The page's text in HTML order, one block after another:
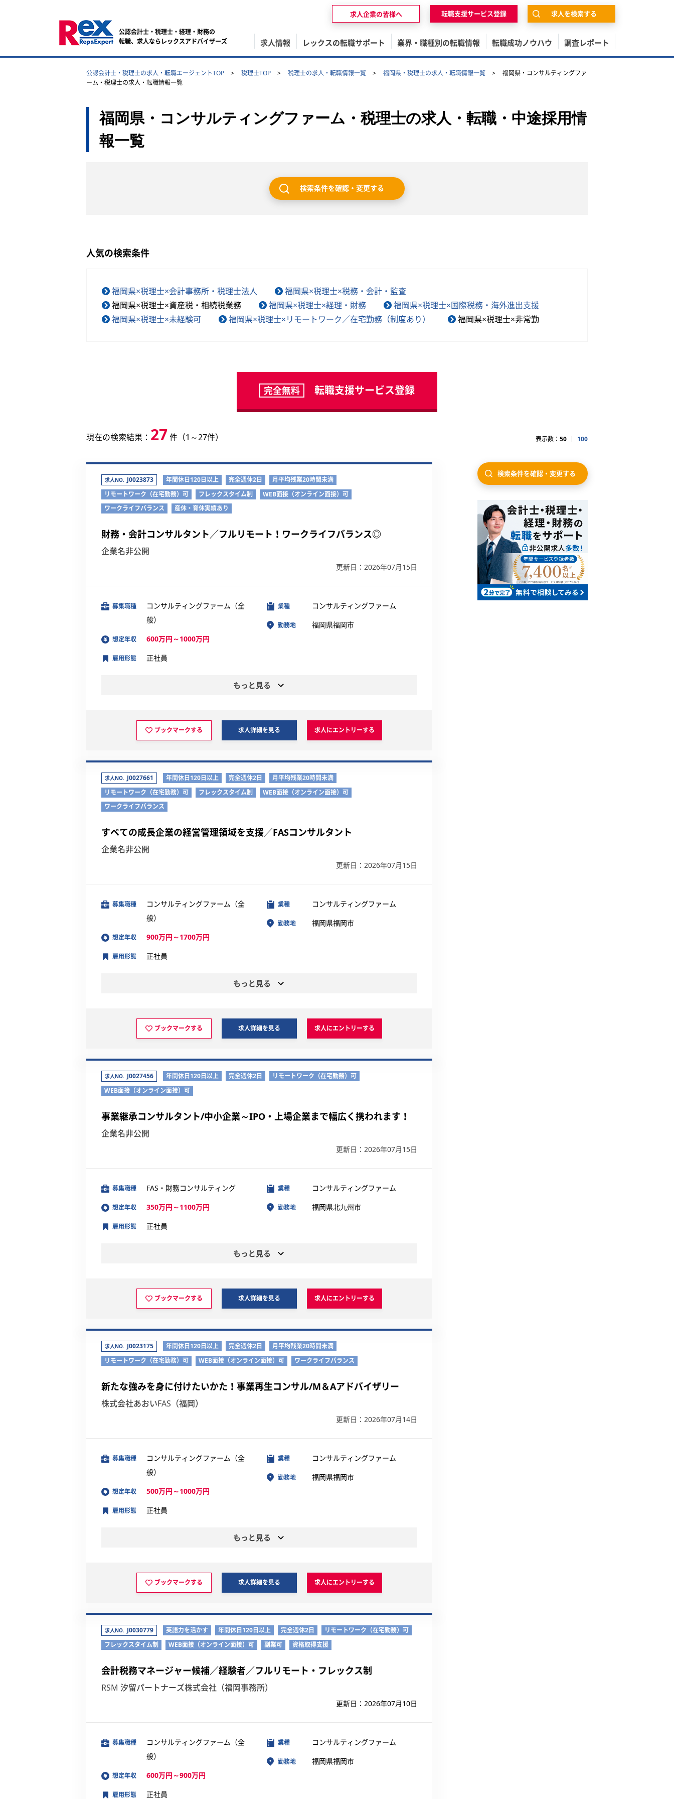
公認会計士・税理士・経理・財務の
転職、求人ならレックスアドバイザーズ
求人情報 レックスの転職サポート 業界・職種別の転職情報 転職成功ノウハウ 調査レポート
求人企業の皆様へ 転職支援サービス登録 求人を検索する
公認会計士・税理士の求人・転職エージェントTOP 税理士TOP 税理士の求人・転職情報一覧 福岡県・税理士の求人・転職情報一覧
福岡県・コンサルティングファ
ーム・税理士の求人・転職情報一覧
福岡県・コンサルティングファーム・税理士の求人・転職・中途採用情
報一覧
検索条件を確認・変更する
人気の検索条件
福岡県×税理士×会計事務所・税理士法人
福岡県×税理士×税務・会計・監査
福岡県×税理士×資産税・相続税業務
福岡県×税理士×経理・財務
福岡県×税理士×国際税務・海外進出支援
福岡県×税理士×未経験可
福岡県×税理士×リモートワーク／在宅勤務（制度あり） 福岡県×税理士×非常勤
完全無料 転職支援サービス登録
現在の検索結果： 27件（1～27件） 表示数： 50 100
求人NO. J0023873 年間休日120日以上 完全週休2日
月平均残業20時間未満
リモートワーク（在宅勤務）可
フレックスタイム制
WEB面接（オンライン面接）可
ワークライフバランス
産休・育休実績あり
財務・会計コンサルタント／フルリモート！ワークライフバランス◎
企業名非公開
更新日：2026年07月15日
募集職種
コンサルティングファーム（全
般）
想定年収 600万円～1000万円
業種 コンサルティングファーム
勤務地 福岡県福岡市
雇用形態 正社員
もっと見る
ブックマークする 求人詳細を見る 求人にエントリーする
求人NO. J0027661 年間休日120日以上 完全週休2日
月平均残業20時間未満
リモートワーク（在宅勤務）可
フレックスタイム制
WEB面接（オンライン面接）可
ワークライフバランス
すべての成長企業の経営管理領域を支援／FASコンサルタント
企業名非公開
更新日：2026年07月15日
募集職種
コンサルティングファーム（全
般）
想定年収 900万円～1700万円
業種 コンサルティングファーム
勤務地 福岡県福岡市
雇用形態 正社員
もっと見る
ブックマークする 求人詳細を見る 求人にエントリーする
求人NO. J0027456 年間休日120日以上 完全週休2日
リモートワーク（在宅勤務）可
WEB面接（オンライン面接）可
事業継承コンサルタント/中小企業～IPO・上場企業まで幅広く携われます！
企業名非公開
更新日：2026年07月15日
募集職種 FAS・財務コンサルティング
想定年収 350万円～1100万円
業種 コンサルティングファーム
勤務地 福岡県北九州市
雇用形態 正社員
もっと見る
ブックマークする 求人詳細を見る 求人にエントリーする
求人NO. J0023175 年間休日120日以上 完全週休2日
月平均残業20時間未満
リモートワーク（在宅勤務）可
WEB面接（オンライン面接）可 ワークライフバランス
新たな強みを身に付けたいかた！事業再生コンサル/M＆Aアドバイザリー
株式会社あおいFAS（福岡）
更新日：2026年07月14日
募集職種
コンサルティングファーム（全
般）
想定年収 500万円～1000万円
業種 コンサルティングファーム
勤務地 福岡県福岡市
雇用形態 正社員
もっと見る
ブックマークする 求人詳細を見る 求人にエントリーする
求人NO. J0030779 英語力を活かす 年間休日120日以上 完全週休2日
リモートワーク（在宅勤務）可
フレックスタイム制
WEB面接（オンライン面接）可 副業可 資格取得支援
会計税務マネージャー候補／経験者／フルリモート・フレックス制
RSM 汐留パートナーズ株式会社（福岡事務所）
更新日：2026年07月10日
募集職種
コンサルティングファーム（全
般）
想定年収 600万円～900万円
業種 コンサルティングファーム
勤務地 福岡県福岡市
雇用形態 正社員
検索条件を確認・変更する